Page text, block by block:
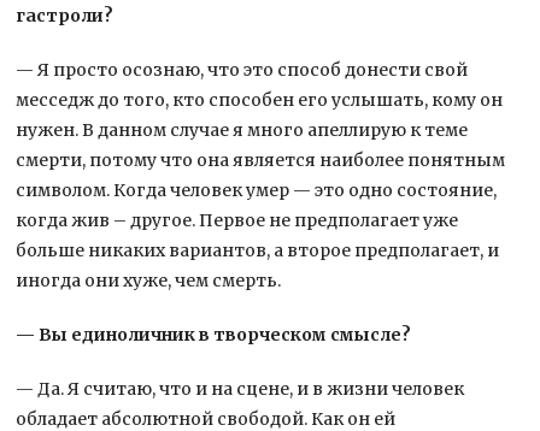
гастроли?
— Я просто осознаю, что это способ донести свой
месседж до того, кто способен его услышать, кому он
нужен. В данном случае я много апеллирую к теме
смерти, потому что она является наиболее понятным
символом. Когда человек умер — это одно состояние,
когда жив – другое. Первое не предполагает уже
больше никаких вариантов, а второе предполагает, и
иногда они хуже, чем смерть.
— Вы единоличник в творческом смысле?
— Да. Я считаю, что и на сцене, и в жизни человек
обладает абсолютной свободой. Как он ей